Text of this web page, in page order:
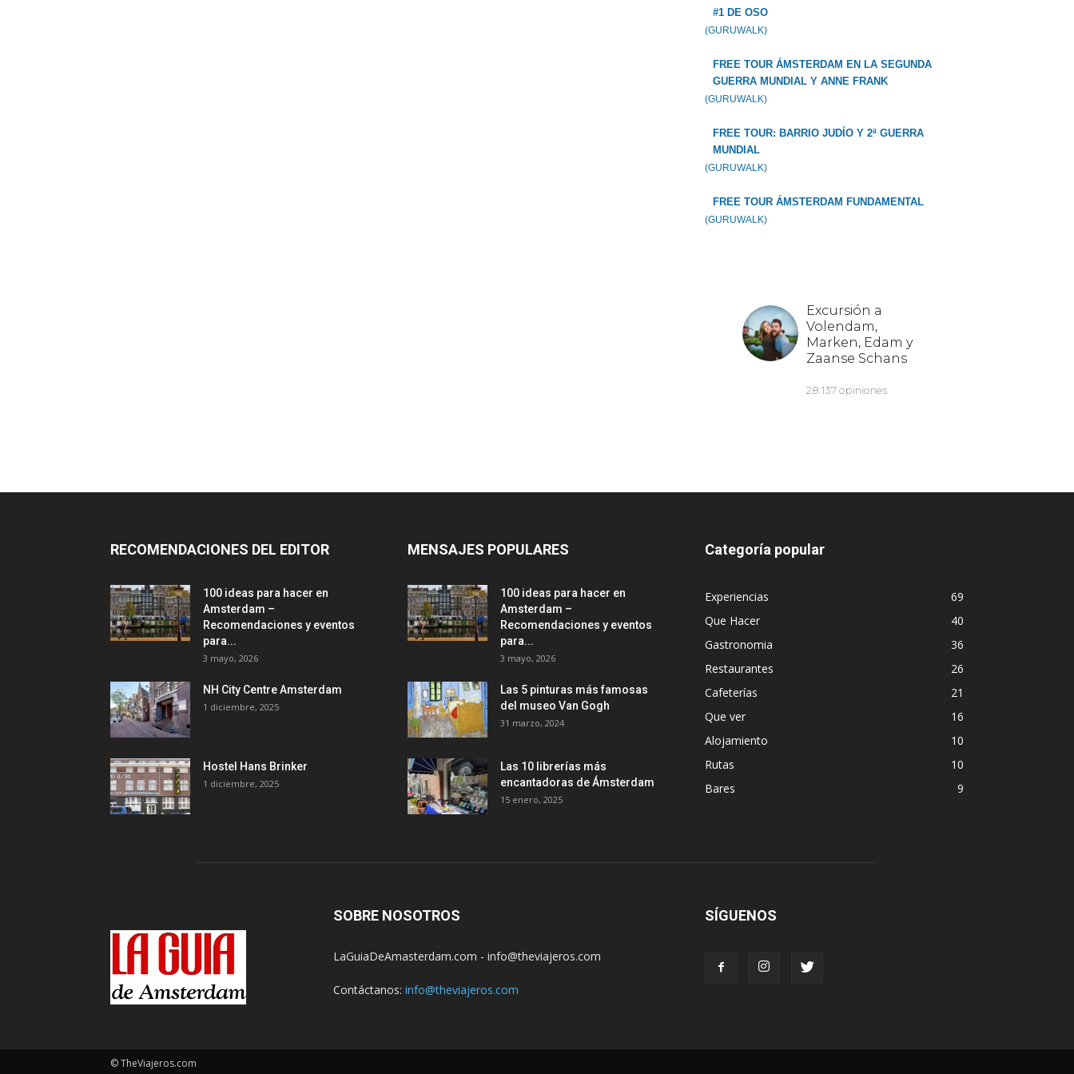
#1 DE OSO
(GURUWALK)
FREE TOUR ÁMSTERDAM EN LA SEGUNDA
GUERRA MUNDIAL Y ANNE FRANK
(GURUWALK)
FREE TOUR: BARRIO JUDÍO Y 2ª GUERRA
MUNDIAL
(GURUWALK)
FREE TOUR ÁMSTERDAM FUNDAMENTAL
(GURUWALK)
RECOMENDACIONES DEL EDITOR
100 ideas para hacer en
Amsterdam –
Recomendaciones y eventos
para...
3 mayo, 2026
NH City Centre Amsterdam
1 diciembre, 2025
Hostel Hans Brinker
1 diciembre, 2025
MENSAJES POPULARES
100 ideas para hacer en
Amsterdam –
Recomendaciones y eventos
para...
3 mayo, 2026
Las 5 pinturas más famosas
del museo Van Gogh
31 marzo, 2024
Las 10 librerías más
encantadoras de Ámsterdam
15 enero, 2025
Categoría popular
Experiencias
69
Que Hacer
40
Gastronomia
36
Restaurantes
26
Cafeterías
21
Que ver
16
Alojamiento
10
Rutas
10
Bares
9
SOBRE NOSOTROS
LaGuiaDeAmasterdam.com - info@theviajeros.com
Contáctanos: info@theviajeros.com
SÍGUENOS
© TheViajeros.com